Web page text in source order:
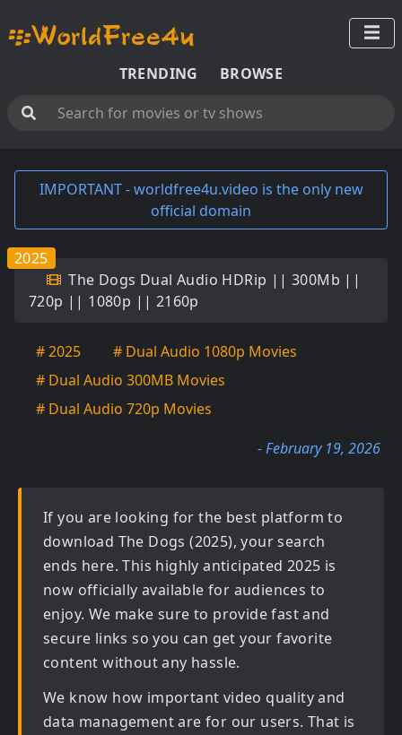
TRENDING BROWSE
IMPORTANT - worldfree4u.video is the only new
official domain
The Dogs Dual Audio HDRip || 300Mb ||
720p || 1080p || 2160p
2025
# 2025
# Dual Audio 1080p Movies
# Dual Audio 300MB Movies
# Dual Audio 720p Movies
- February 19, 2026
If you are looking for the best platform to
download The Dogs (2025), your search
ends here. This highly anticipated 2025 is
now officially available for audiences to
enjoy. We make sure to provide fast and
secure links so you can get your favorite
content without any hassle.
We know how important video quality and
data management are for our users. That is